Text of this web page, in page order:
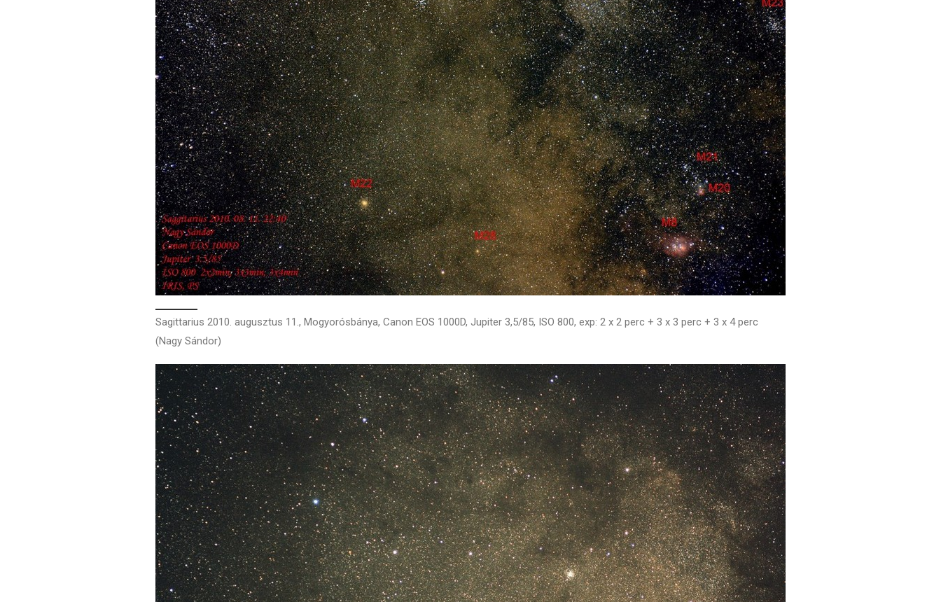
Sagittarius 2010. augusztus 11., Mogyorósbánya, Canon EOS 1000D, Jupiter 3,5/85, ISO 800, exp: 2 x 2 perc + 3 x 3 perc + 3 x 4 perc
(Nagy Sándor)